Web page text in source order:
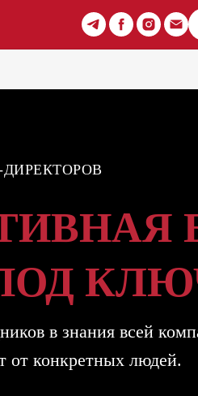
в знания всей
от конкретных людей.